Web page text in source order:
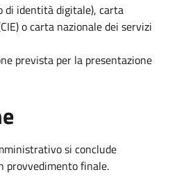
di identità digitale), carta
o carta nazionale dei servizi
prevista per la presentazione
si conclude
provvedimento finale.